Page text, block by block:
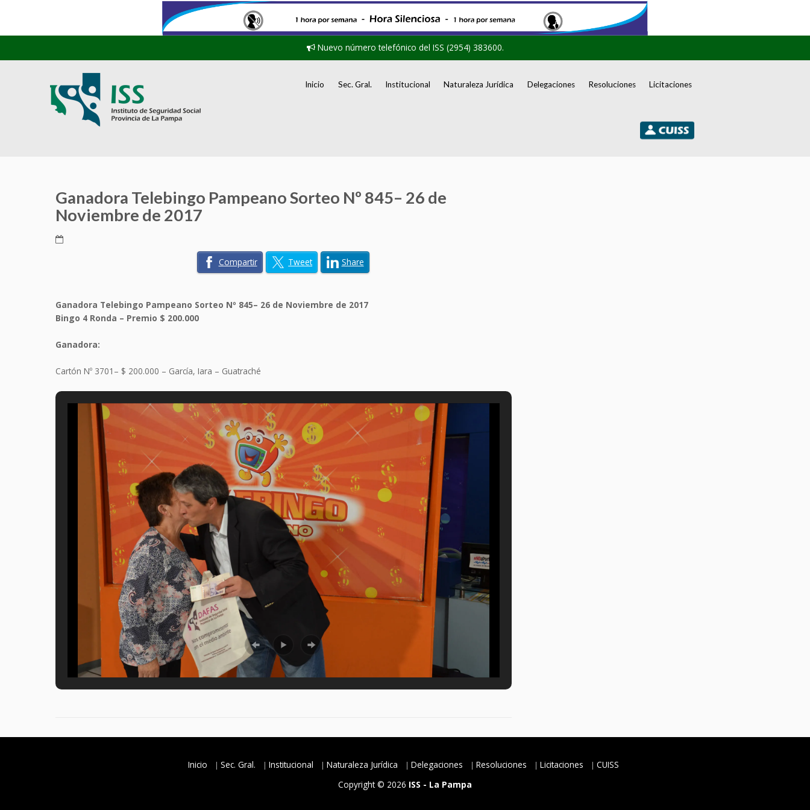
Nuevo número telefónico del ISS (2954) 383600.
Inicio Sec. Gral. Institucional Naturaleza Jurídica Delegaciones Resoluciones Licitaciones
Ganadora Telebingo Pampeano Sorteo Nº 845– 26 de
Noviembre de 2017
Compartir Tweet Share
Ganadora Telebingo Pampeano Sorteo Nº 845– 26 de Noviembre de 2017
Bingo 4 Ronda – Premio $ 200.000
Ganadora:
Cartón Nº 3701– $ 200.000 – García, Iara – Guatraché
Inicio Sec. Gral. Institucional Naturaleza Jurídica Delegaciones Resoluciones Licitaciones
CUISS
Copyright © 2026 ISS - La Pampa